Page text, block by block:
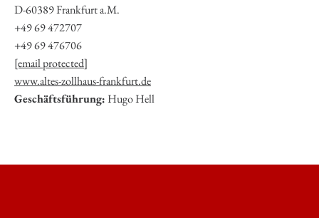
D-60389 Frankfurt a.M.
+49 69 472707
+49 69 476706
[email protected]
www.altes-zollhaus-frankfurt.de
Geschäftsführung: Hugo Hell